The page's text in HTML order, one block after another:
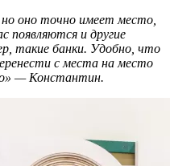
оно точно имеет место,
появляются и другие
такие банки. Удобно, что
с места на место
— Константин.